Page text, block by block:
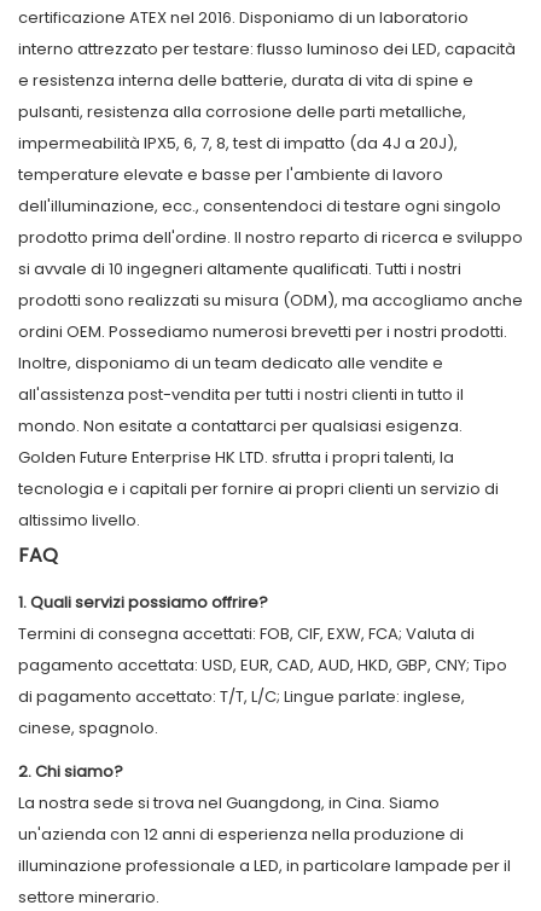
certificazione ATEX nel 2016. Disponiamo di un laboratorio
interno attrezzato per testare: flusso luminoso dei LED, capacità
e resistenza interna delle batterie, durata di vita di spine e
pulsanti, resistenza alla corrosione delle parti metalliche,
impermeabilità IPX5, 6, 7, 8, test di impatto (da 4J a 20J),
temperature elevate e basse per l'ambiente di lavoro
dell'illuminazione, ecc., consentendoci di testare ogni singolo
prodotto prima dell'ordine. Il nostro reparto di ricerca e sviluppo
si avvale di 10 ingegneri altamente qualificati. Tutti i nostri
prodotti sono realizzati su misura (ODM), ma accogliamo anche
ordini OEM. Possediamo numerosi brevetti per i nostri prodotti.
Inoltre, disponiamo di un team dedicato alle vendite e
all'assistenza post-vendita per tutti i nostri clienti in tutto il
mondo. Non esitate a contattarci per qualsiasi esigenza.
Golden Future Enterprise HK LTD. sfrutta i propri talenti, la
tecnologia e i capitali per fornire ai propri clienti un servizio di
altissimo livello.
FAQ
1. Quali servizi possiamo offrire?
Termini di consegna accettati: FOB, CIF, EXW, FCA; Valuta di
pagamento accettata: USD, EUR, CAD, AUD, HKD, GBP, CNY; Tipo
di pagamento accettato: T/T, L/C; Lingue parlate: inglese,
cinese, spagnolo.
2. Chi siamo?
La nostra sede si trova nel Guangdong, in Cina. Siamo
un'azienda con 12 anni di esperienza nella produzione di
illuminazione professionale a LED, in particolare lampade per il
settore minerario.